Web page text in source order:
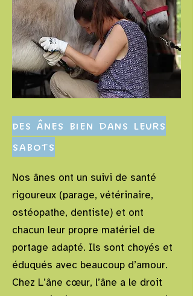
Des ânes bien dans leurs
sabots
Nos ânes ont un suivi de santé
rigoureux (parage, vétérinaire,
ostéopathe, dentiste) et ont
chacun leur propre matériel de
portage adapté. Ils sont choyés et
éduqués avec beaucoup d’amour.
Chez L’âne cœur, l’âne a le droit